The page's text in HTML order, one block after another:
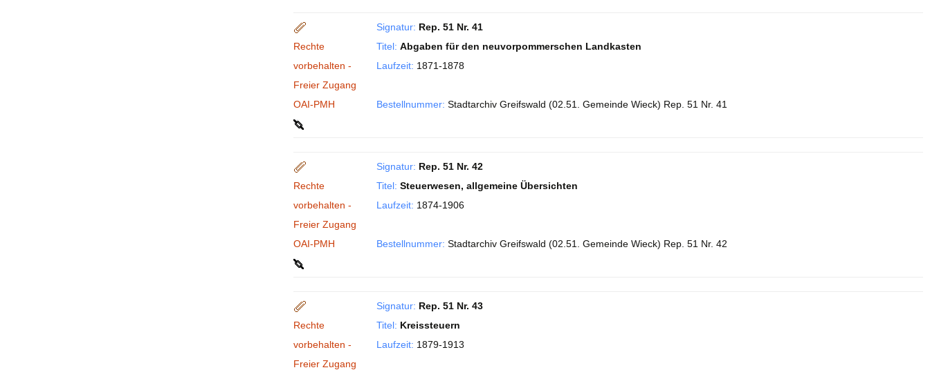
Rechte
vorbehalten -
Freier Zugang
OAI-PMH
Signatur: Rep. 51 Nr. 41
Titel: Abgaben für den neuvorpommerschen Landkasten
Laufzeit: 1871-1878
Bestellnummer: Stadtarchiv Greifswald (02.51. Gemeinde Wieck) Rep. 51 Nr. 41
Rechte
vorbehalten -
Freier Zugang
OAI-PMH
Signatur: Rep. 51 Nr. 42
Titel: Steuerwesen, allgemeine Übersichten
Laufzeit: 1874-1906
Bestellnummer: Stadtarchiv Greifswald (02.51. Gemeinde Wieck) Rep. 51 Nr. 42
Rechte
vorbehalten -
Freier Zugang
Signatur: Rep. 51 Nr. 43
Titel: Kreissteuern
Laufzeit: 1879-1913